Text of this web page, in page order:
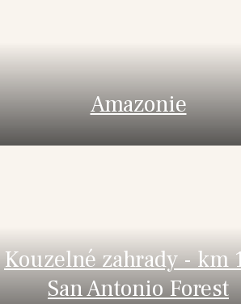
Amazonie
Kouzelné zahrady - km
San Antonio Forest